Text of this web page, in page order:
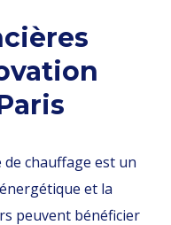
chauffage est un
et la
peuvent bénéficier